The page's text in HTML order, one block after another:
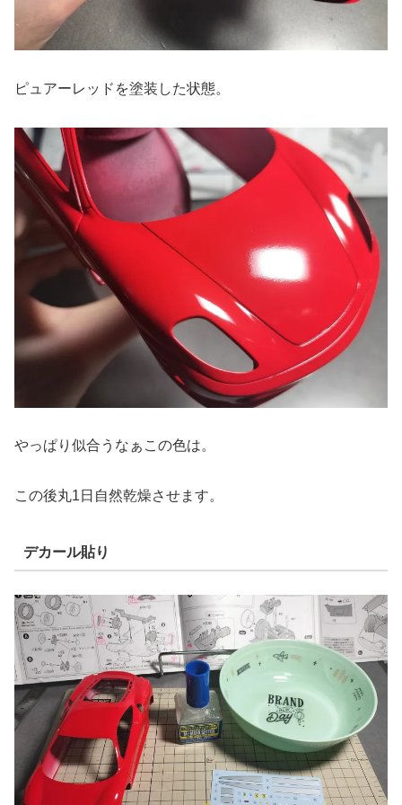
ピュアーレッドを塗装した状態。
やっぱり似合うなぁこの色は。
この後丸1日自然乾燥させます。
デカール貼り